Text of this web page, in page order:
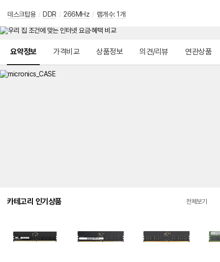
데스크탑용 / DDR / 266MHz / 램개수: 1개
요약정보 가격비교 상품정보 의견/리뷰 연관상품
카테고리 인기상품 전체보기